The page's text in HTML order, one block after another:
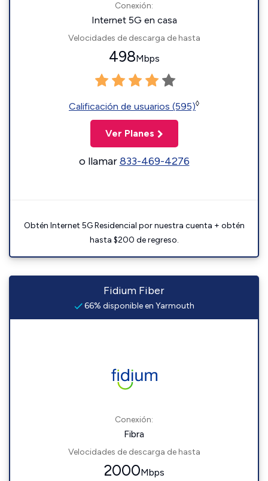
Conexión:
Internet 5G en casa
Velocidades de descarga de hasta
498Mbps
Calificación de usuarios (595)◊
Ver Planes
o llamar833-469-4276
Obtén Internet 5G Residencial por nuestra cuenta + obtén
hasta $200 de regreso.
Fidium Fiber
66% disponible en Yarmouth
Conexión:
Fibra
Velocidades de descarga de hasta
2000Mbps